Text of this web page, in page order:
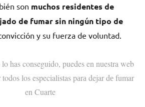
son muchos residentes dе
dе fumar sin ningún tipo dе
у su fuerza dе voluntad.
has conseguido, puedes en nuestra web
los especialistas pаrа dejar dе fumar
en Cuarte